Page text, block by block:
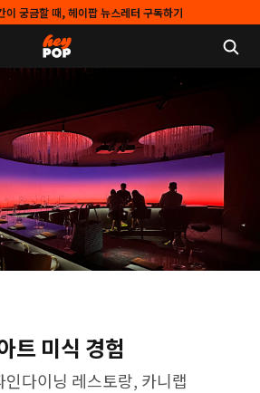
이 궁금할 때, 헤이팝 뉴스레터 구독하기
트 미식 경험
다이닝 레스토랑, 카니랩